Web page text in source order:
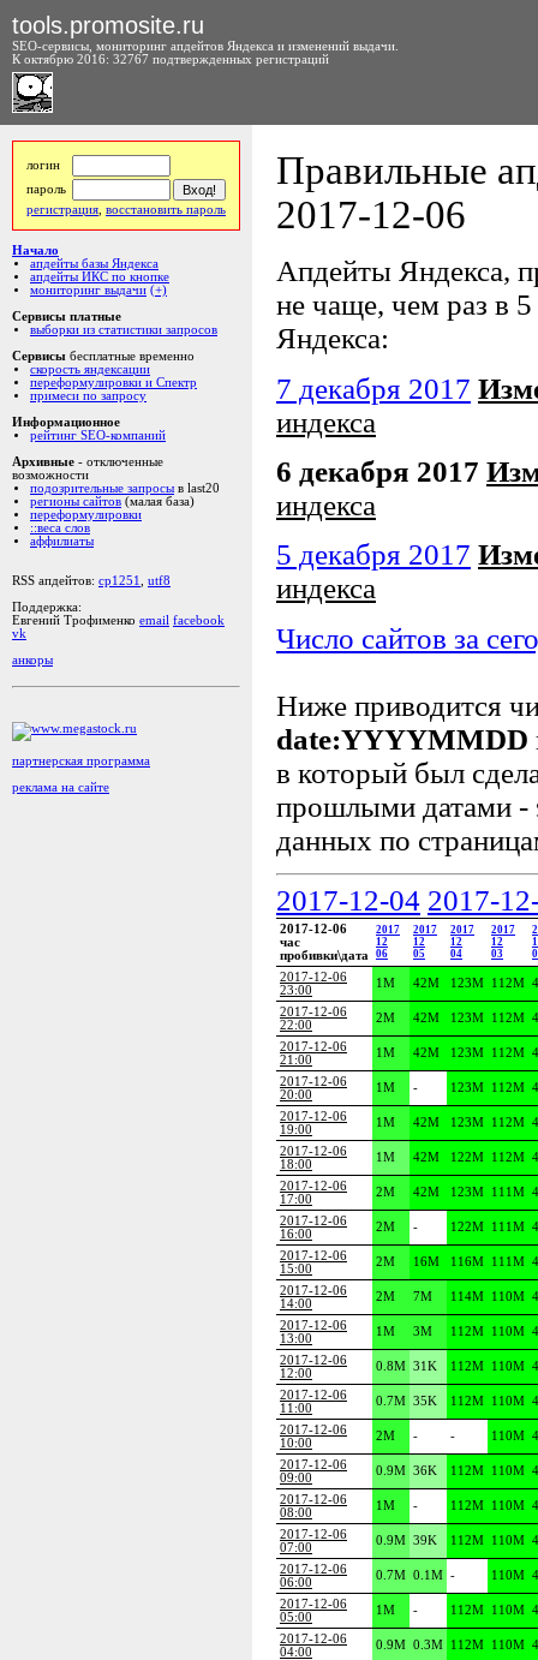
tools.promosite.ru
SEO-сервисы, мониторинг апдейтов Яндекса и изменений выдачи.
К октябрю 2016: 32767 подтвержденных регистраций
логин
пароль
регистрация восстановить пароль
Начало
апдейты базы Яндекса
апдейты ИКС по кнопке
мониторинг выдачи (+)
Сервисы платные
выборки из статистики запросов
Сервисы бесплатные временно
скорость яндексации
переформулировки и Спектр
примеси по запросу
Информационное
рейтинг SEO-компаний
Архивные - отключенные
возможности
подозрительные запросы в last20
регионы сайтов (малая база)
переформулировки
::веса слов
аффилиаты
RSS апдейтов: cp1251
utf8
Поддержка:
Евгений Трофименко email facebook
vk
анкоры
партнерская программа
реклама на сайте
Правильные
2017-12-06
Апдейты Яндекса,
не чаще, чем раз в
Яндекса:
7 декабря 2017
индекса
6 декабря 2017
индекса
5 декабря 2017
индекса
Число сайтов за
Ниже приводится
date:YYYYMMDD
в который был
прошлыми датами -
данных по
2017-12-04 2017-
2017-12-06
час
пробивки\дата
2017
12
06
2017
12
05
2017
12
04
2017
12
03
2017-12-06
23:00
1M 42M 123M 112M
2017-12-06
22:00
2M 42M 123M 112M
2017-12-06
21:00
1M 42M 123M 112M
2017-12-06
20:00
1M - 123M 112M
2017-12-06
19:00
1M 42M 123M 112M
2017-12-06
18:00
1M 42M 122M 112M
2017-12-06
17:00
2M 42M 123M 111M
2017-12-06
16:00
2M - 122M 111M
2017-12-06
15:00
2M 16M 116M 111M
2017-12-06
14:00
2M 7M 114M 110M
2017-12-06
13:00
1M 3M 112M 110M
2017-12-06
12:00
0.8M 31K 112M 110M
2017-12-06
11:00
0.7M 35K 112M 110M
2017-12-06
10:00
2M - - 110M
2017-12-06
09:00
0.9M 36K 112M 110M
2017-12-06
08:00
1M - 112M 110M
2017-12-06
07:00
0.9M 39K 112M 110M
2017-12-06
06:00
0.7M 0.1M - 110M
2017-12-06
05:00
1M - 112M 110M
2017-12-06
04:00
0.9M 0.3M 112M 110M